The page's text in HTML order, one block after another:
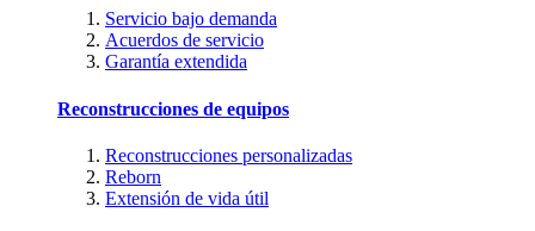
Servicio bajo demanda
Acuerdos de servicio
Garantía extendida
Reconstrucciones de equipos
Reconstrucciones personalizadas
Reborn
Extensión de vida útil